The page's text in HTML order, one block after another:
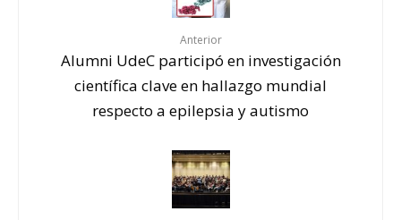
Anterior
Alumni UdeC participó en investigación
científica clave en hallazgo mundial
respecto a epilepsia y autismo